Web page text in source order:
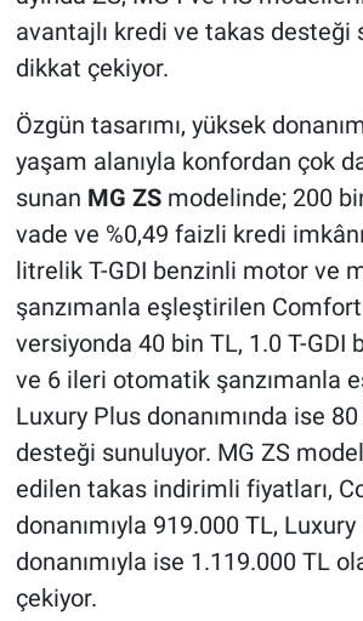
avantajlı kredi ve takas desteği
dikkat çekiyor.
Özgün tasarımı, yüksek
yaşam alanıyla konfordan çok
sunan MG ZSmodelinde; 200
vade ve %0,49 faizli kredi
litrelik T-GDI benzinli motor ve
şanzımanla eşleştirilen Comfort
versiyonda 40 bin TL, 1.0 T-GDI
ve 6 ileri otomatik şanzımanla
Luxury Plus donanımında ise
desteği sunuluyor. MG ZS
edilen takas indirimli fiyatları,
donanımıyla 919.000 TL,
donanımıyla ise 1.119.000 TL
çekiyor.